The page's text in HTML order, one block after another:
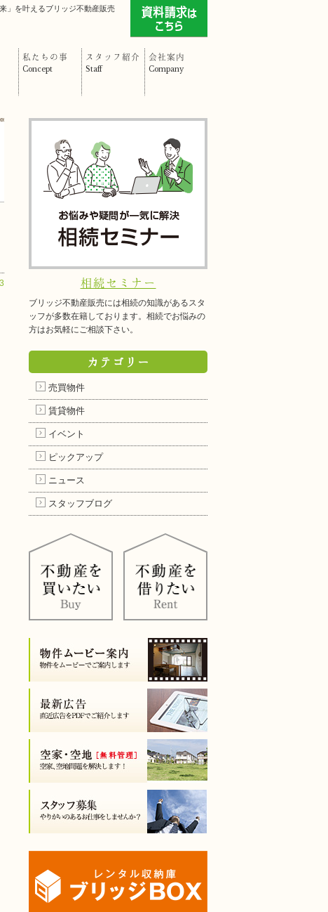
」を叶えるブリッジ不動産販売
私たちの事
Concept
スタッフ紹介
Staff
会社案内
Company
相続セミナー
ブリッジ不動産販売には相続の知識があるスタ
ッフが多数在籍しております。相続でお悩みの
方はお気軽にご相談下さい。
カテゴリー
売買物件
賃貸物件
イベント
ピックアップ
ニュース
スタッフブログ